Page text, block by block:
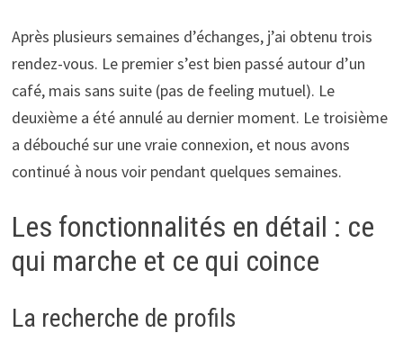
Après plusieurs semaines d’échanges, j’ai obtenu trois
rendez-vous. Le premier s’est bien passé autour d’un
café, mais sans suite (pas de feeling mutuel). Le
deuxième a été annulé au dernier moment. Le troisième
a débouché sur une vraie connexion, et nous avons
continué à nous voir pendant quelques semaines.
Les fonctionnalités en détail : ce
qui marche et ce qui coince
La recherche de profils